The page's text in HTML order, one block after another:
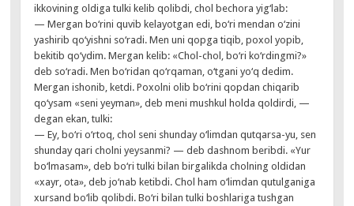
ikkovining oldiga tulki kelib qolibdi, chol bechora yig‘lab:
— Mergan bo‘rini quvib kelayotgan edi, bo‘ri mendan o‘zini
yashirib qo‘yishni so‘radi. Men uni qopga tiqib, poxol yopib,
bekitib qo‘ydim. Mergan kelib: «Chol-chol, bo‘ri ko‘rdingmi?»
deb so‘radi. Men bo‘ridan qo‘rqaman, o‘tgani yo‘q dedim.
Mergan ishonib, ketdi. Poxolni olib bo‘rini qopdan chiqarib
qo‘ysam «seni yeyman», deb meni mushkul holda qoldirdi, —
degan ekan, tulki:
— Ey, bo‘ri o‘rtoq, chol seni shunday o‘limdan qutqarsa-yu, sen
shunday qari cholni yeysanmi? — deb dashnom beribdi. «Yur
bo‘lmasam», deb bo‘ri tulki bilan birgalikda cholning oldidan
«xayr, ota», deb jo‘nab ketibdi. Chol ham o‘limdan qutulganiga
xursand bo‘lib qolibdi. Bo‘ri bilan tulki boshlariga tushgan